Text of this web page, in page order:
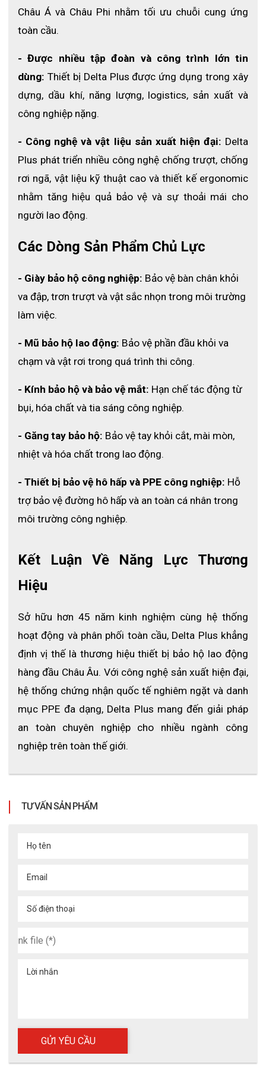
phù hợp môi trường nhiệt độ cao.
3.2 Chống cắt vượt trội an toàn khi thao tác
Đạt cấp độ E theo tiêu chuẩn EN388, giúp bảo vệ tay
khỏi vật sắc nhọn.
3.3 Chất liệu aramid cao cấp bền và chống
cháy
Tăng khả năng chịu nhiệt và độ bền trong môi trường
khắc nghiệt.
3.4 Lớp lót cotton thoải mái khi sử dụng
Giúp thấm hút mồ hôi và tạo cảm giác dễ chịu khi làm
việc lâu dài.
3.5 Thiết kế dài 36cm bảo vệ toàn bộ bàn tay
và cổ tay
Giúp hạn chế tiếp xúc với nhiệt và tia lửa.
3.6 Đạt tiêu chuẩn châu Âu đảm bảo chất
lượng
Đáp ứng các tiêu chuẩn EN về chống cắt và chống nhiệt.
3.7 Ứng dụng đa dạng nhiều ngành nghề
Phù hợp cho công việc nhiệt độ cao và môi trường nguy
hiểm.
Găng tay chịu nhiệt TERK 500 XTREM Delta Plus
4. Ứng dụng
4.1 Lĩnh vực sử dụng
- Công nghiệp nặng
- Lò nung, lò đúc
- Khu vực nhiệt độ cao
Châu Á và Châu Phi nhằm tối ưu chuỗi cung ứng
toàn cầu.
- Được nhiều tập đoàn và công trình lớn tin
dùng: Thiết bị Delta Plus được ứng dụng trong xây
dựng, dầu khí, năng lượng, logistics, sản xuất và
công nghiệp nặng.
- Công nghệ và vật liệu sản xuất hiện đại: Delta
Plus phát triển nhiều công nghệ chống trượt, chống
rơi ngã, vật liệu kỹ thuật cao và thiết kế ergonomic
nhằm tăng hiệu quả bảo vệ và sự thoải mái cho
người lao động.
Các Dòng Sản Phẩm Chủ Lực
- Giày bảo hộ công nghiệp: Bảo vệ bàn chân khỏi
va đập, trơn trượt và vật sắc nhọn trong môi trường
làm việc.
- Mũ bảo hộ lao động: Bảo vệ phần đầu khỏi va
chạm và vật rơi trong quá trình thi công.
- Kính bảo hộ và bảo vệ mắt: Hạn chế tác động từ
bụi, hóa chất và tia sáng công nghiệp.
- Găng tay bảo hộ: Bảo vệ tay khỏi cắt, mài mòn,
nhiệt và hóa chất trong lao động.
- Thiết bị bảo vệ hô hấp và PPE công nghiệp: Hỗ
trợ bảo vệ đường hô hấp và an toàn cá nhân trong
môi trường công nghiệp.
Kết Luận Về Năng Lực Thương
Hiệu
Sở hữu hơn 45 năm kinh nghiệm cùng hệ thống
hoạt động và phân phối toàn cầu, Delta Plus khẳng
định vị thế là thương hiệu thiết bị bảo hộ lao động
hàng đầu Châu Âu. Với công nghệ sản xuất hiện đại,
hệ thống chứng nhận quốc tế nghiêm ngặt và danh
mục PPE đa dạng, Delta Plus mang đến giải pháp
an toàn chuyên nghiệp cho nhiều ngành công
nghiệp trên toàn thế giới.
TƯ VẤN SẢN PHẨM
Họ tên
Email
Số điện thoại
Lời nhắn